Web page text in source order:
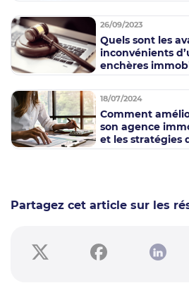
26/09/2023
Quels sont les
inconvénients
enchères
18/07/2024
Comment
son agence
et les stratégies
Partagez cet article sur les